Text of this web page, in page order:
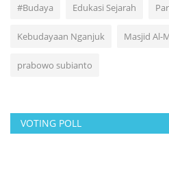
#Budaya Edukasi Sejarah
Kebudayaan Nganjuk Masjid Al-
prabowo subianto
VOTING POLL